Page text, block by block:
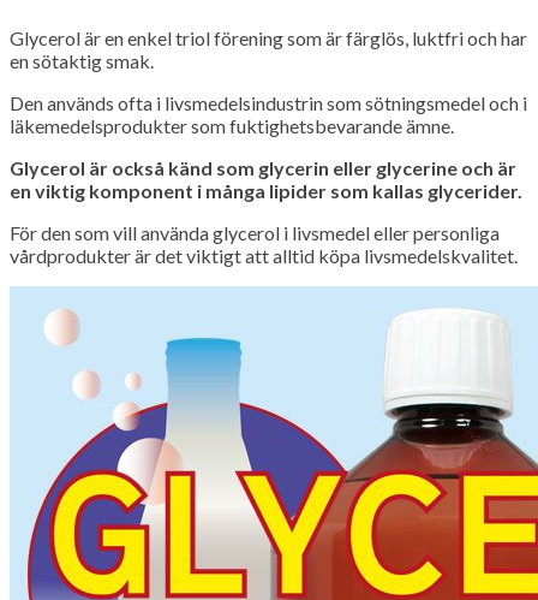
Glycerol är en enkel triol förening som är färglös, luktfri och har
en sötaktig smak.
Den används ofta i livsmedelsindustrin som sötningsmedel och i
läkemedelsprodukter som fuktighetsbevarande ämne.
Glycerol är också känd som glycerin eller glycerine och är
en viktig komponent i många lipider som kallas glycerider.
För den som vill använda glycerol i livsmedel eller personliga
vårdprodukter är det viktigt att alltid köpa livsmedelskvalitet.